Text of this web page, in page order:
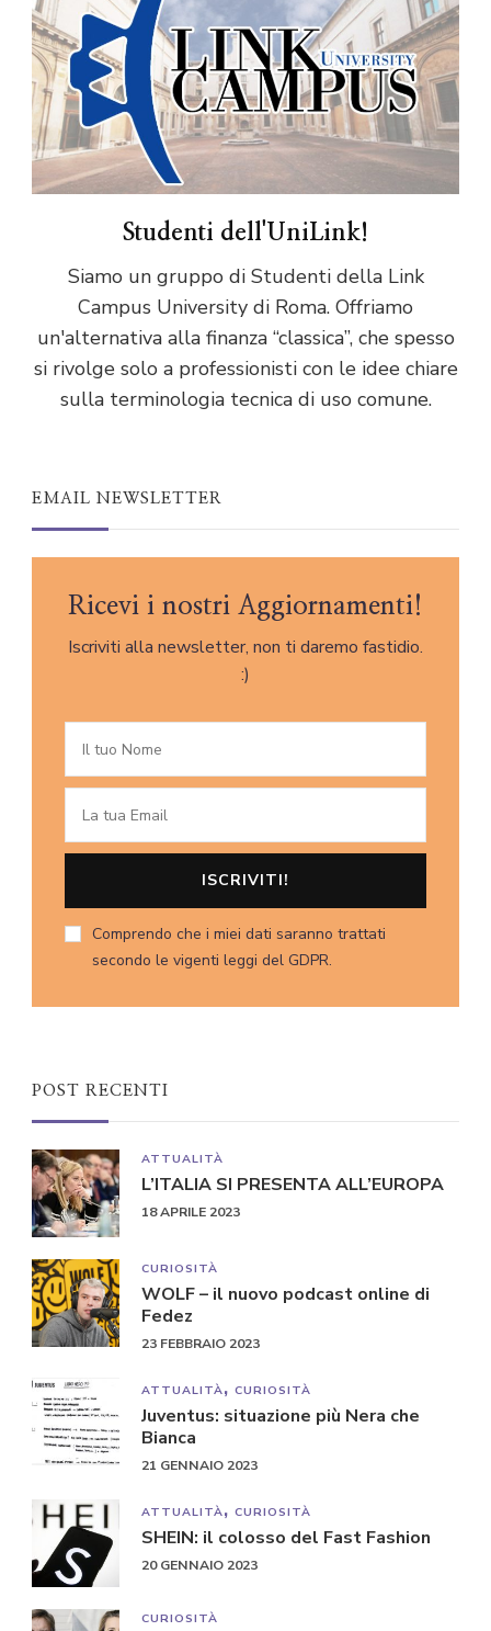
Studenti dell'UniLink!
Siamo un gruppo di Studenti della Link
Campus University di Roma. Offriamo
un'alternativa alla finanza “classica”, che spesso
si rivolge solo a professionisti con le idee chiare
sulla terminologia tecnica di uso comune.
EMAIL NEWSLETTER
Ricevi i nostri Aggiornamenti!
Iscriviti alla newsletter, non ti daremo fastidio.
:)
Comprendo che i miei dati saranno trattati
secondo le vigenti leggi del GDPR.
POST RECENTI
ATTUALITÀ
L’ITALIA SI PRESENTA ALL’EUROPA
18 APRILE 2023
CURIOSITÀ
WOLF – il nuovo podcast online di
Fedez
23 FEBBRAIO 2023
ATTUALITÀ CURIOSITÀ
Juventus: situazione più Nera che
Bianca
21 GENNAIO 2023
ATTUALITÀ CURIOSITÀ
SHEIN: il colosso del Fast Fashion
20 GENNAIO 2023
CURIOSITÀ